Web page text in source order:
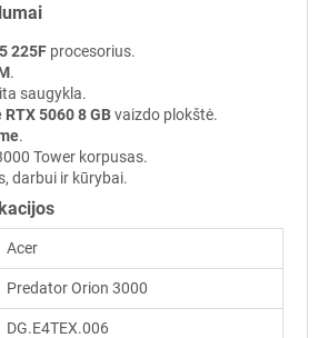
225Fprocesorius.
.
saugykla.
RTX 5060 8 GBvaizdo plokštė.
.
Tower korpusas.
darbui ir kūrybai.
Acer
Predator Orion 3000
DG.E4TEX.006